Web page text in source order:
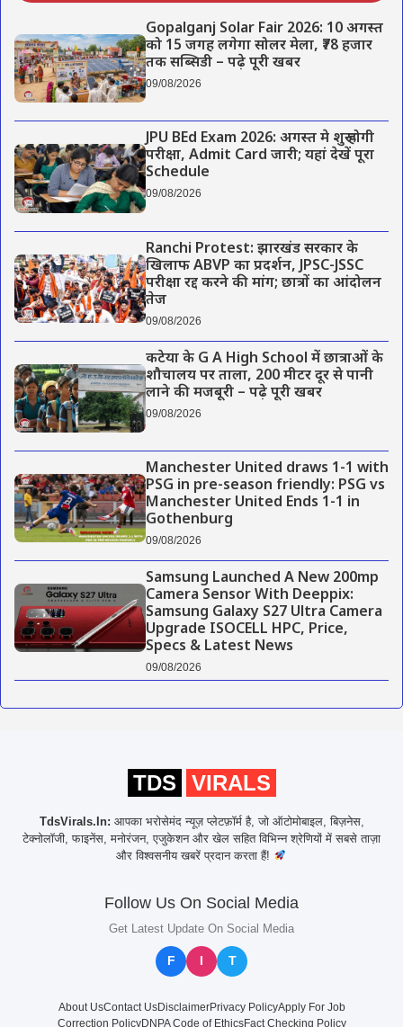
Gopalganj Solar Fair 2026: 10 अगस्त
को 15 जगह लगेगा सोलर मेला, ₹78 हजार
तक सब्सिडी – पढ़े पूरी खबर
09/08/2026
JPU BEd Exam 2026: अगस्त मे शुरू होगी
परीक्षा, Admit Card जारी; यहां देखें पूरा
Schedule
09/08/2026
Ranchi Protest: झारखंड सरकार के
खिलाफ ABVP का प्रदर्शन, JPSC-JSSC
परीक्षा रद्द करने की मांग; छात्रों का आंदोलन
तेज
09/08/2026
कटेया के G A High School में छात्राओं के
शौचालय पर ताला, 200 मीटर दूर से पानी
लाने की मजबूरी – पढ़े पूरी खबर
09/08/2026
Manchester United draws 1-1 with
PSG in pre-season friendly: PSG vs
Manchester United Ends 1-1 in
Gothenburg
09/08/2026
Samsung Launched A New 200mp
Camera Sensor With Deeppix:
Samsung Galaxy S27 Ultra Camera
Upgrade ISOCELL HPC, Price,
Specs & Latest News
09/08/2026
TDS VIRALS
TdsVirals.In: आपका भरोसेमंद न्यूज़ प्लेटफ़ॉर्म है, जो ऑटोमोबाइल, बिज़नेस,
टेक्नोलॉजी, फाइनेंस, मनोरंजन, एजुकेशन और खेल सहित विभिन्न श्रेणियों में सबसे ताज़ा
और विश्वसनीय खबरें प्रदान करता हैं!
Follow Us On Social Media
Get Latest Update On Social Media
F I T
About UsContact UsDisclaimerPrivacy PolicyApply For Job
Correction PolicyDNPA Code of EthicsFact Checking Policy